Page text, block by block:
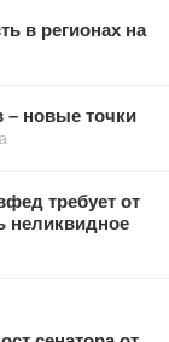
в регионах на
– новые точки
требует от
неликвидное